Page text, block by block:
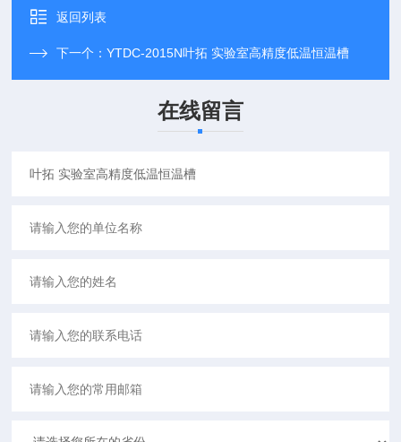
返回列表
下一个：YTDC-2015N叶拓 实验室高精度低温恒温槽
在线留言